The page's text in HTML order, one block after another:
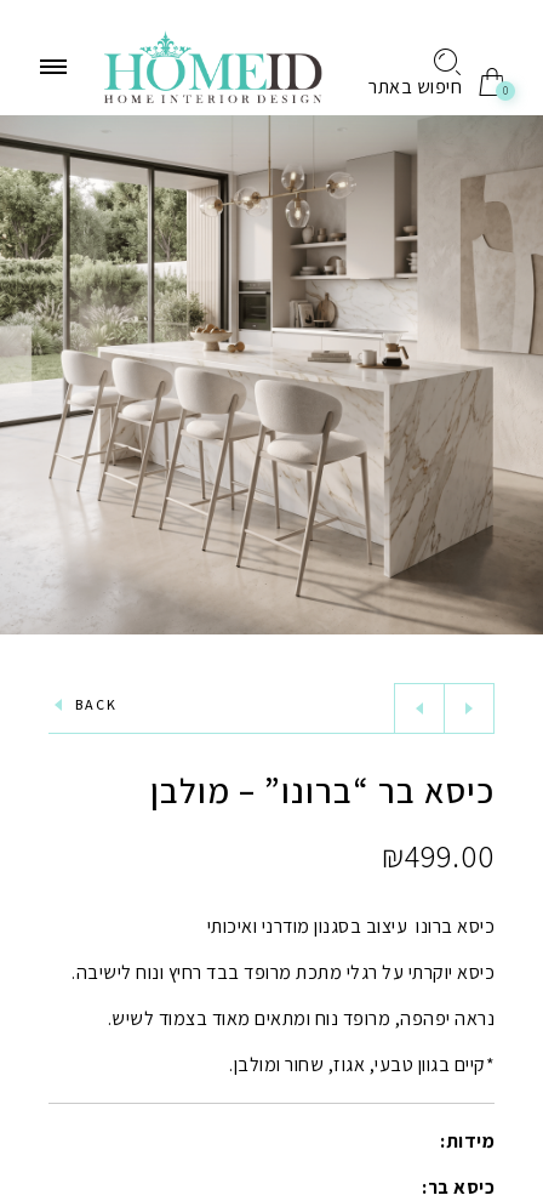
חיפוש באתר 0
BACK
כיסא בר “ברונו” – מולבן
₪499.00
כיסא ברונו עיצוב בסגנון מודרני ואיכותי
כיסא יוקרתי על רגלי מתכת מרופד בבד רחיץ ונוח לישיבה.
נראה יפהפה, מרופד נוח ומתאים מאוד בצמוד לשיש.
*קיים בגוון טבעי, אגוז, שחור ומולבן.
מידות:
כיסא בר: